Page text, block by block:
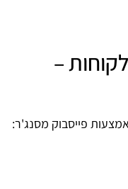
–
פייסבוק מסנג'ר: